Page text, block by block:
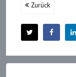
Zurück